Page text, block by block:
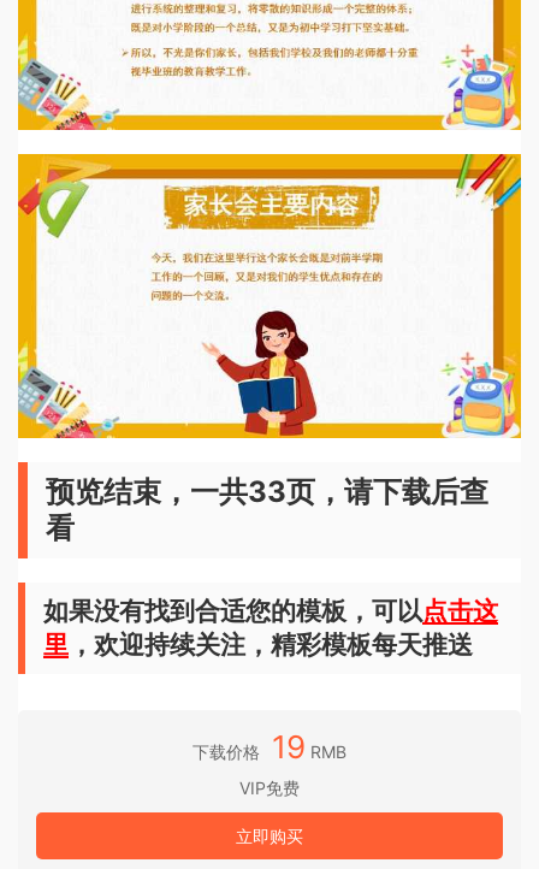
预览结束，一共33页，请下载后查
看
如果没有找到合适您的模板，可以点击这
里 ，欢迎持续关注，精彩模板每天推送
下载价格 19 RMB
VIP免费
立即购买